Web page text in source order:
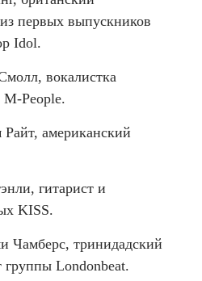
первых выпускников
Idol.
вокалистка
People.
американский
гитарист и
KISS.
Чамберс, тринидадский
группы Londonbeat.